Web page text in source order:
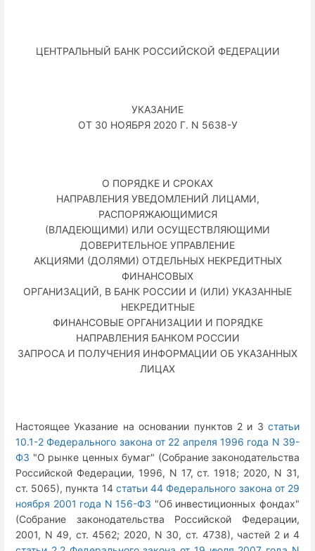
ЦЕНТРАЛЬНЫЙ БАНК РОССИЙСКОЙ ФЕДЕРАЦИИ
УКАЗАНИЕ
ОТ 30 НОЯБРЯ 2020 Г. N 5638-У
О ПОРЯДКЕ И СРОКАХ
НАПРАВЛЕНИЯ УВЕДОМЛЕНИЙ ЛИЦАМИ,
РАСПОРЯЖАЮЩИМИСЯ
(ВЛАДЕЮЩИМИ) ИЛИ ОСУЩЕСТВЛЯЮЩИМИ
ДОВЕРИТЕЛЬНОЕ УПРАВЛЕНИЕ
АКЦИЯМИ (ДОЛЯМИ) ОТДЕЛЬНЫХ НЕКРЕДИТНЫХ
ФИНАНСОВЫХ
ОРГАНИЗАЦИЙ, В БАНК РОССИИ И (ИЛИ) УКАЗАННЫЕ
НЕКРЕДИТНЫЕ
ФИНАНСОВЫЕ ОРГАНИЗАЦИИ И ПОРЯДКЕ
НАПРАВЛЕНИЯ БАНКОМ РОССИИ
ЗАПРОСА И ПОЛУЧЕНИЯ ИНФОРМАЦИИ ОБ УКАЗАННЫХ
ЛИЦАХ
Настоящее Указание на основании пунктов 2 и 3 статьи
10.1-2 Федерального закона от 22 апреля 1996 года N 39-
ФЗ "О рынке ценных бумаг" (Собрание законодательства
Российской Федерации, 1996, N 17, ст. 1918; 2020, N 31,
ст. 5065), пункта 14 статьи 44 Федерального закона от 29
ноября 2001 года N 156-ФЗ "Об инвестиционных фондах"
(Собрание законодательства Российской Федерации,
2001, N 49, ст. 4562; 2020, N 30, ст. 4738), частей 2 и 4